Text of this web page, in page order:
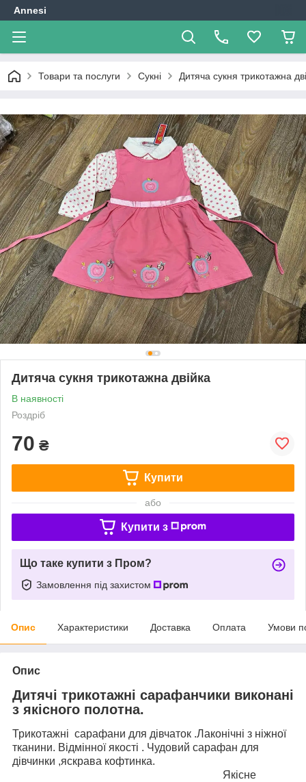
Annesi
Товари та послуги Сукні Дитяча сукня трикотажна
Дитяча сукня трикотажна двійка
В наявності
Роздріб
70 ₴
Купити
або
Купити з
Що таке купити з Пром?
Замовлення під захистом
Опис Характеристики Доставка Оплата Умови
Опис
Дитячі трикотажні сарафанчики виконані
з якісного полотна.
Трикотажні сарафани для дівчаток .Лаконічні з ніжної
тканини. Відмінної якості . Чудовий сарафан для
дівчинки ,яскрава кофтинка.
Якісне